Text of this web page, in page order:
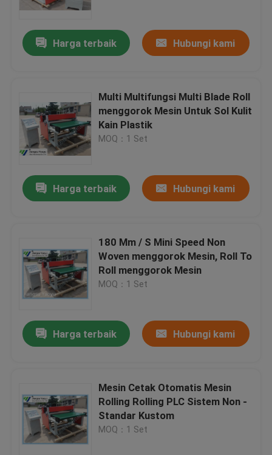
Harga terbaik Hubungi kami
Multi Multifungsi Multi Blade Roll
menggorok Mesin Untuk Sol Kulit
Kain Plastik
MOQ：1 Set
Harga terbaik Hubungi kami
180 Mm / S Mini Speed ​​Non
Woven menggorok Mesin, Roll To
Roll menggorok Mesin
MOQ：1 Set
Harga terbaik Hubungi kami
Mesin Cetak Otomatis Mesin
Rolling Rolling PLC Sistem Non -
Standar Kustom
MOQ：1 Set